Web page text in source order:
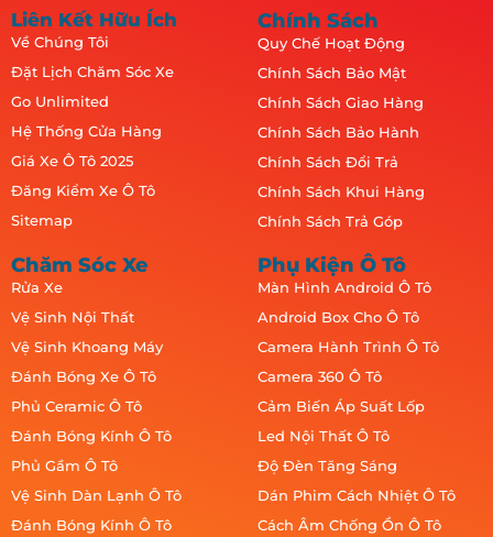
Liên Kết Hữu Ích
Về Chúng Tôi
Đặt Lịch Chăm Sóc Xe
Go Unlimited
Hệ Thống Cửa Hàng
Giá Xe Ô Tô 2025
Đăng Kiểm Xe Ô Tô
Sitemap
Chính Sách
Quy Chế Hoạt Động
Chính Sách Bảo Mật
Chính Sách Giao Hàng
Chính Sách Bảo Hành
Chính Sách Đổi Trả
Chính Sách Khui Hàng
Chính Sách Trả Góp
Chăm Sóc Xe
Rửa Xe
Vệ Sinh Nội Thất
Vệ Sinh Khoang Máy
Đánh Bóng Xe Ô Tô
Phủ Ceramic Ô Tô
Đánh Bóng Kính Ô Tô
Phủ Gầm Ô Tô
Vệ Sinh Dàn Lạnh Ô Tô
Đánh Bóng Kính Ô Tô
Phụ Kiện Ô Tô
Màn Hình Android Ô Tô
Android Box Cho Ô Tô
Camera Hành Trình Ô Tô
Camera 360 Ô Tô
Cảm Biến Áp Suất Lốp
Led Nội Thất Ô Tô
Độ Đèn Tăng Sáng
Dán Phim Cách Nhiệt Ô Tô
Cách Âm Chống Ồn Ô Tô